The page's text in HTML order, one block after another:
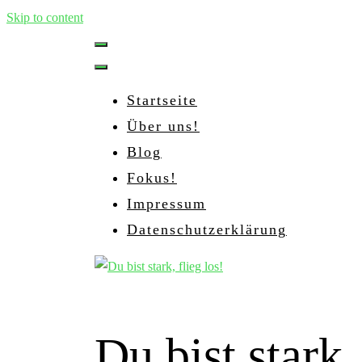
Skip to content
Startseite
Über uns!
Blog
Fokus!
Impressum
Datenschutzerklärung